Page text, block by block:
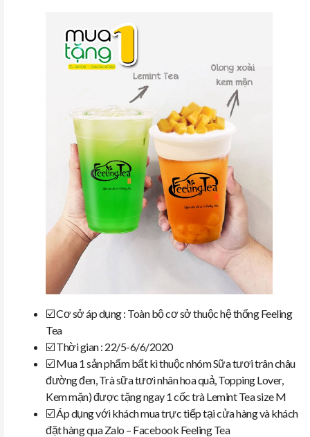
☑️ Cơ sở áp dụng : Toàn bộ cơ sở thuộc hệ thống Feeling
Tea
☑️ Thời gian : 22/5-6/6/2020
☑️ Mua 1 sản phẩm bất kì thuộc nhóm Sữa tươi trân châu
đường đen, Trà sữa tươi nhân hoa quả, Topping Lover,
Kem mặn) được tặng ngay 1 cốc trà Lemint Tea size M
☑️ Áp dụng với khách mua trực tiếp tại cửa hàng và khách
đặt hàng qua Zalo – Facebook Feeling Tea